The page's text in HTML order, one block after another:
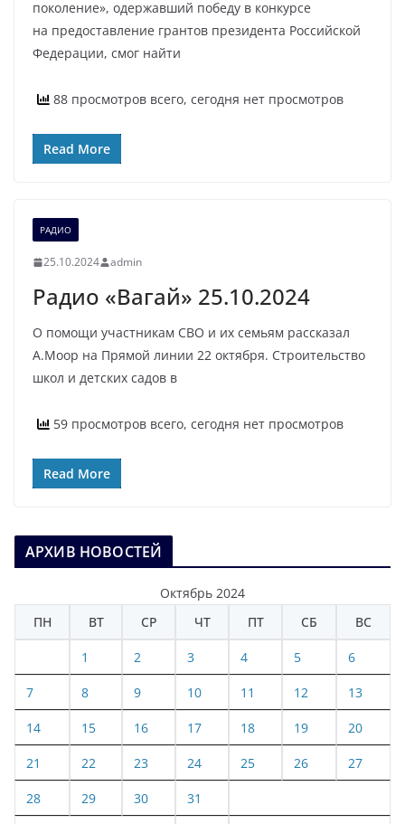
поколение», одержавший победу в конкурсе
на предоставление грантов президента Российской
Федерации, смог найти
88 просмотров всего, сегодня нет просмотров
Read More
РАДИО
25.10.2024 admin
Радио «Вагай» 25.10.2024
О помощи участникам СВО и их семьям рассказал
А.Моор на Прямой линии 22 октября. Строительство
школ и детских садов в
59 просмотров всего, сегодня нет просмотров
Read More
АРХИВ НОВОСТЕЙ
Октябрь 2024
ПН
ВТ СР ЧТ ПТ СБ ВС
1 2 3 4 5 6
7 8 9 10 11 12 13
14 15 16 17 18 19 20
21 22 23 24 25 26 27
28 29 30 31